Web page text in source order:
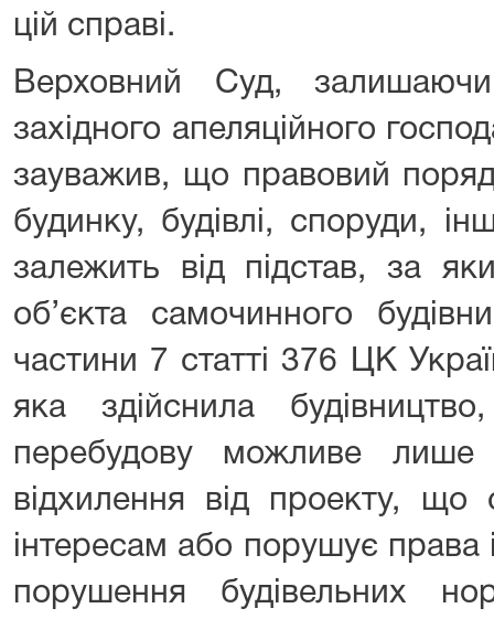
цій справі.
Верховний Суд, залишаючи
західного апеляційного
зауважив, що правовий
будинку, будівлі, споруди,
залежить від підстав, за
об’єкта самочинного
частини 7 статті 376 ЦК
яка здійснила
перебудову можливе лише
відхилення від проекту, що
інтересам або порушує права
порушення будівельних